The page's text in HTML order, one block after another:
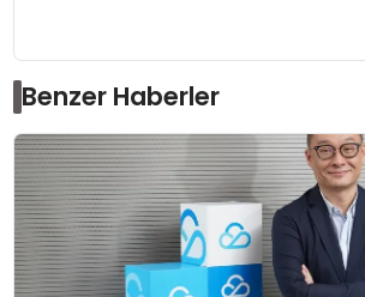
Benzer Haberler